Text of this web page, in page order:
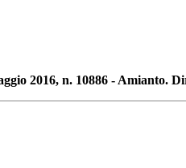
2016, n. 10886 -